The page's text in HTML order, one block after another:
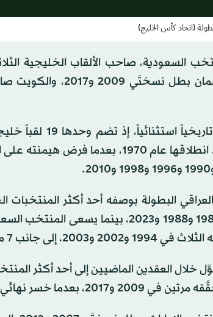
(اتحاد كأس الخليج)
السعودية، صاحب الألقاب الخليجية
بالبطولة 4 مرات،
وتحمل هذه
البطولة بوصفه أحد أكثر المنتخبات
حقَّق 4 ألقاب أعوام 1979 و1984 و1988
خلال العقدين الماضيين إلى أحد أكثر
نهائي نسختَي 2023 و2024.